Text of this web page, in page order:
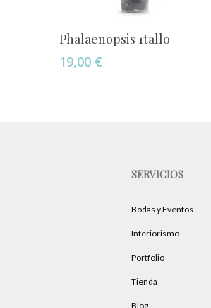
Añadir Al Carrito
Phalaenopsis 1tallo
19,00 €
SERVICIOS
Bodas y Eventos
Interiorismo
Portfolio
Tienda
Blog